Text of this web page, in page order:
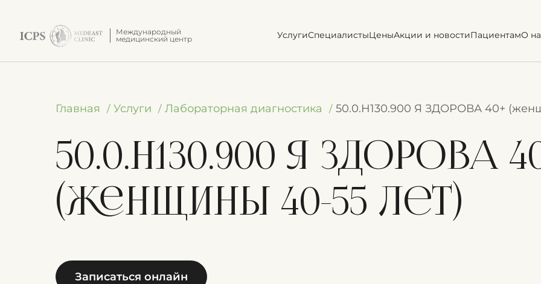
Международный
медицинский центр
УслугиСпециалистыЦеныАкции и новостиПациентамО
Главная Услуги Лабораторная диагностика 50.0.H130.900 Я ЗДОРОВА 40+
50.0.H130.900 Я ЗДОРОВА
(женщины 40-55 лет)
Записаться онлайн